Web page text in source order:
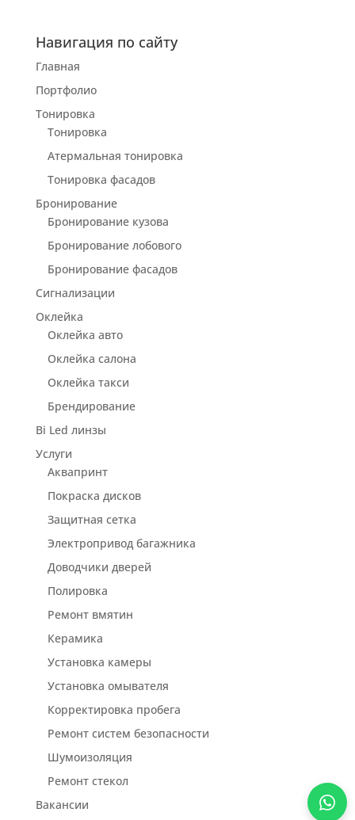
Навигация по сайту
Главная
Портфолио
Тонировка
Тонировка
Атермальная тонировка
Тонировка фасадов
Бронирование
Бронирование кузова
Бронирование лобового
Бронирование фасадов
Сигнализации
Оклейка
Оклейка авто
Оклейка салона
Оклейка такси
Брендирование
Bi Led линзы
Услуги
Аквапринт
Покраска дисков
Защитная сетка
Электропривод багажника
Доводчики дверей
Полировка
Ремонт вмятин
Керамика
Установка камеры
Установка омывателя
Корректировка пробега
Ремонт систем безопасности
Шумоизоляция
Ремонт стекол
Вакансии